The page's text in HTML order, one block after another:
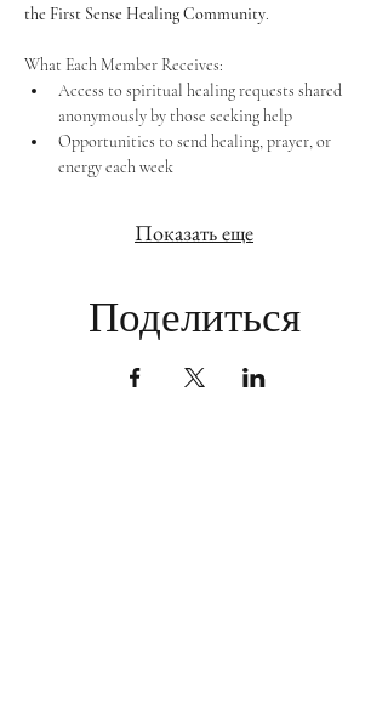
the First Sense Healing Community.
What Each Member Receives:
Access to spiritual healing requests shared
anonymously by those seeking help
Opportunities to send healing, prayer, or
energy each week
Показать еще
Поделиться